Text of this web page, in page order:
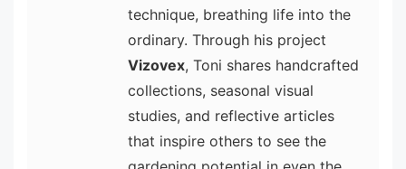
technique, breathing life into the
ordinary. Through his project
Vizovex, Toni shares handcrafted
collections, seasonal visual
studies, and reflective articles
that inspire others to see the